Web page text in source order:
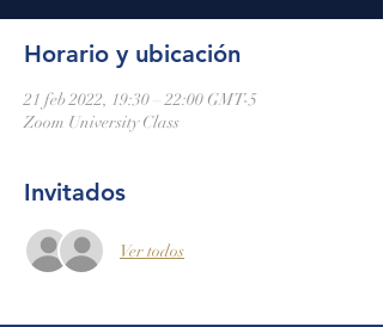
Horario y ubicación
21 feb 2022, 19:30 – 22:00 GMT-5
Zoom University Class
Invitados
Ver todos